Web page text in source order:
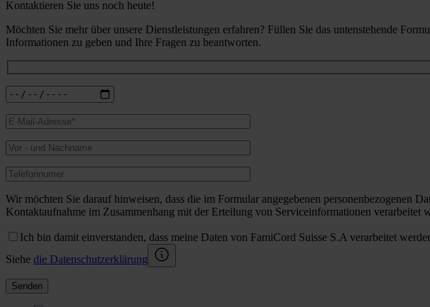
Kontaktieren Sie uns noch heute!
Möchten Sie mehr über unsere Dienstleistungen erfahren? Füllen Sie das untenstehende
Informationen zu geben und Ihre Fragen zu beantworten.
Wir möchten Sie darauf hinweisen, dass die im Formular angegebenen personenbezogenen
Kontaktaufnahme im Zusammenhang mit der Erteilung von Serviceinformationen verarbeitet
Ich bin damit einverstanden, dass meine Daten von FamiCord Suisse S.A verarbeitet
Siehe die Datenschutzerklärung
Senden